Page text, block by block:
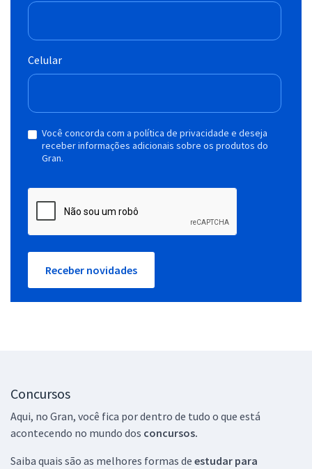
Celular
Você concorda com a política de privacidade e deseja
receber informações adicionais sobre os produtos do
Gran.
Receber novidades
Concursos
Aqui, no Gran, você fica por dentro de tudo o que está
acontecendo no mundo dos concursos.
Saiba quais são as melhores formas de estudar para